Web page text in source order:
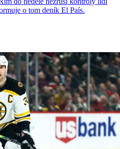
o tom deník El País.